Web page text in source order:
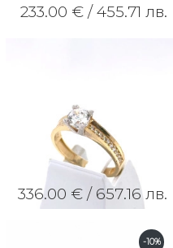
233.00 € / 455.71 лв.
336.00 € / 657.16 лв.
-10%